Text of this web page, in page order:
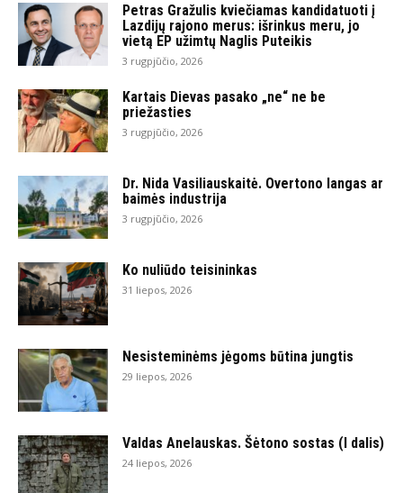
Petras Gražulis kviečiamas kandidatuoti į
Lazdijų rajono merus: išrinkus meru, jo
vietą EP užimtų Naglis Puteikis
3 rugpjūčio, 2026
Kartais Dievas pasako „ne“ ne be
priežasties
3 rugpjūčio, 2026
Dr. Nida Vasiliauskaitė. Overtono langas ar
baimės industrija
3 rugpjūčio, 2026
Ko nuliūdo teisininkas
31 liepos, 2026
Nesisteminėms jėgoms būtina jungtis
29 liepos, 2026
Valdas Anelauskas. Šėtono sostas (I dalis)
24 liepos, 2026